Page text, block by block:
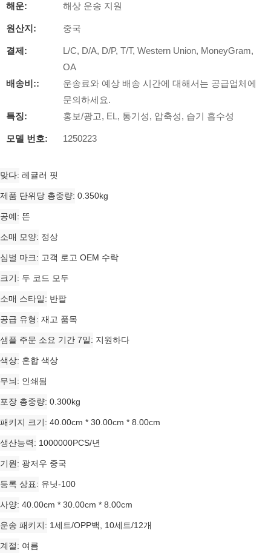
해운: 해상 운송 지원
원산지: 중국
결제:
L/C, D/A, D/P, T/T, Western Union, MoneyGram,
OA
배송비::
운송료와 예상 배송 시간에 대해서는 공급업체에
문의하세요.
특징:
홍보/광고, EL, 통기성, 압축성, 습기 흡수성
모델 번호: 1250223
맞다 레귤러 핏
제품 단위당 총중량 0.350kg
공예 뜬
소매 모양 정상
심벌 마크 고객 로고 OEM 수락
크기 두 코드 모두
소매 스타일 반팔
공급 유형 재고 품목
샘플 주문 소요 기간 7일 지원하다
색상 혼합 색상
무늬 인쇄됨
포장 총중량 0.300kg
패키지 크기 40.00cm * 30.00cm * 8.00cm
생산능력 1000000PCS/년
기원 광저우 중국
등록 상표 유닛-100
사양 40.00cm * 30.00cm * 8.00cm
운송 패키지 1세트/OPP백, 10세트/12개
계절 여름